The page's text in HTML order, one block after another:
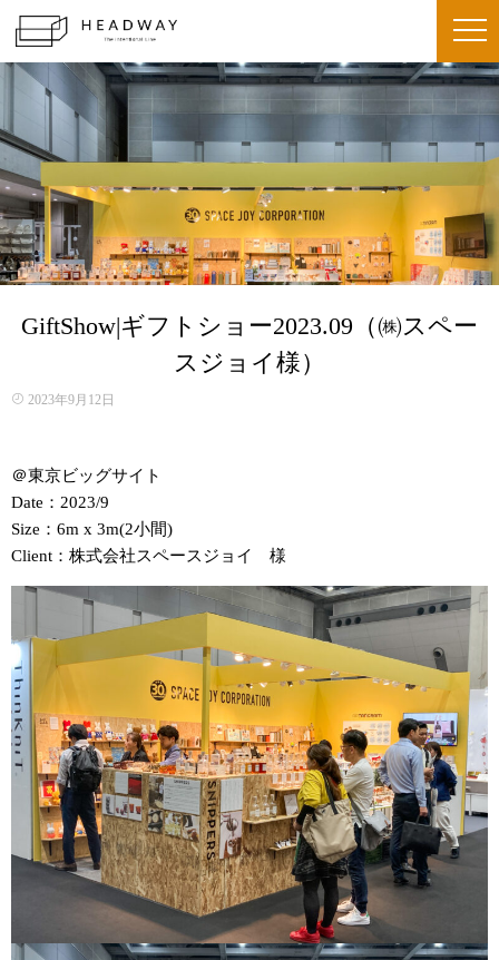
GiftShow|ギフトショー2023.09（㈱スペー
スジョイ様）
2023年9月12日
＠東京ビッグサイト
Date：2023/9
Size：6m x 3m(2小間)
Client：株式会社スペースジョイ 様